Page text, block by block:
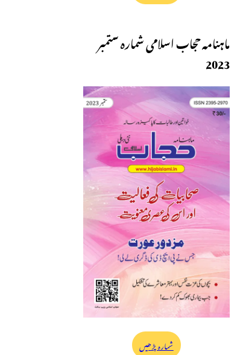
ماہنامہ حجاب اسلامی شمارہ ستمبر
2023
شمارہ پڑھیں